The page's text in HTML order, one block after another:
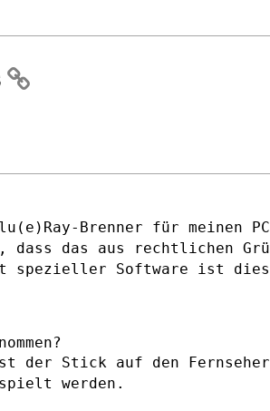
Brenner für meinen
dass das aus rechtlichen
spezieller Software ist dies
der Stick auf den
werden.